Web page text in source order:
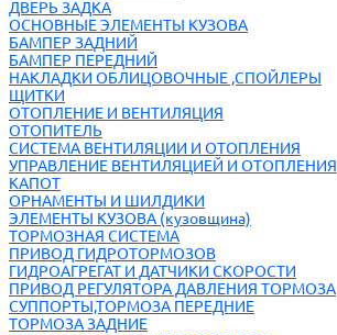
ДВЕРЬ ЗАДКА
ОСНОВНЫЕ ЭЛЕМЕНТЫ КУЗОВА
БАМПЕР ЗАДНИЙ
БАМПЕР ПЕРЕДНИЙ
НАКЛАДКИ ОБЛИЦОВОЧНЫЕ ,СПОЙЛЕРЫ
ЩИТКИ
ОТОПЛЕНИЕ И ВЕНТИЛЯЦИЯ
ОТОПИТЕЛЬ
СИСТЕМА ВЕНТИЛЯЦИИ И ОТОПЛЕНИЯ
УПРАВЛЕНИЕ ВЕНТИЛЯЦИЕЙ И ОТОПЛЕНИЯ
КАПОТ
ОРНАМЕНТЫ И ШИЛДИКИ
ЭЛЕМЕНТЫ КУЗОВА (кузовщина)
ТОРМОЗНАЯ СИСТЕМА
ПРИВОД ГИДРОТОРМОЗОВ
ГИДРОАГРЕГАТ И ДАТЧИКИ СКОРОСТИ
ПРИВОД РЕГУЛЯТОРА ДАВЛЕНИЯ ТОРМОЗА
СУППОРТЫ,ТОРМОЗА ПЕРЕДНИЕ
ТОРМОЗА ЗАДНИЕ